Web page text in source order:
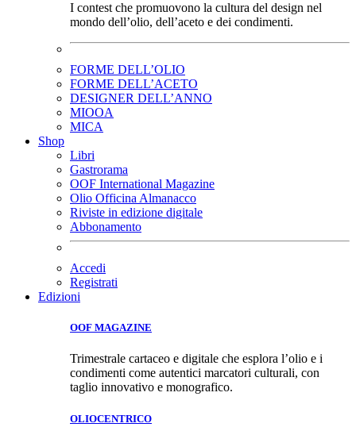
I contest che promuovono la cultura del design nel
mondo dell’olio, dell’aceto e dei condimenti.
FORME DELL’OLIO
FORME DELL’ACETO
DESIGNER DELL’ANNO
MIOOA
MICA
Shop
Libri
Gastrorama
OOF International Magazine
Olio Officina Almanacco
Riviste in edizione digitale
Abbonamento
Accedi
Registrati
Edizioni
OOF MAGAZINE
Trimestrale cartaceo e digitale che esplora l’olio e i
condimenti come autentici marcatori culturali, con
taglio innovativo e monografico.
OLIOCENTRICO